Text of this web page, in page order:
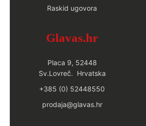
Raskid ugovora
Glavas.hr
Placa 9, 52448
Sv.Lovreč. Hrvatska
+385 (0) 52448550
prodaja@glavas.hr